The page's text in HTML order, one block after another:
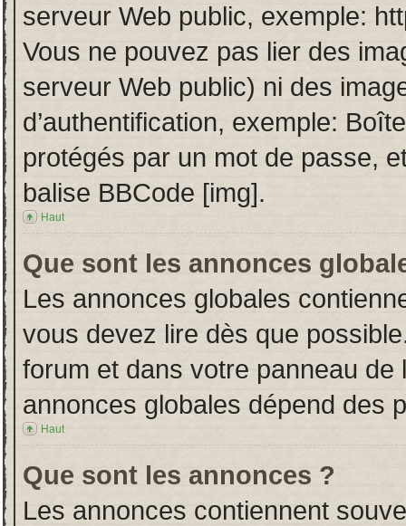
serveur Web public, exemple:
Vous ne pouvez pas lier des
serveur Web public) ni des
d’authentification, exemple:
protégés par un mot de passe,
balise BBCode [img].
Haut
Que sont les annonces
Les annonces globales
vous devez lire dès que
forum et dans votre panneau de
annonces globales dépend des
Haut
Que sont les annonces ?
Les annonces contiennent